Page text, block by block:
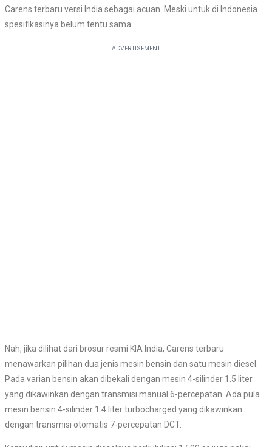
Carens terbaru versi India sebagai acuan. Meski untuk di Indonesia
spesifikasinya belum tentu sama.
Nah, jika dilihat dari brosur resmi KIA India, Carens terbaru
menawarkan pilihan dua jenis mesin bensin dan satu mesin diesel.
Pada varian bensin akan dibekali dengan mesin 4-silinder 1.5 liter
yang dikawinkan dengan transmisi manual 6-percepatan. Ada pula
mesin bensin 4-silinder 1.4 liter turbocharged yang dikawinkan
dengan transmisi otomatis 7-percepatan DCT.